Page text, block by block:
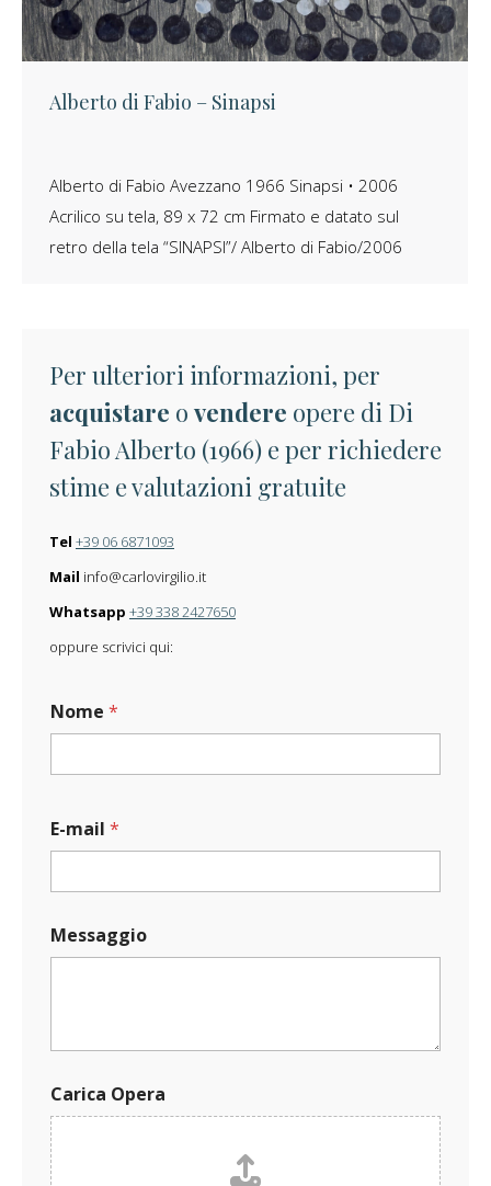
Alberto di Fabio – Sinapsi
Alberto di Fabio Avezzano 1966 Sinapsi • 2006
Acrilico su tela, 89 x 72 cm Firmato e datato sul
retro della tela “SINAPSI”/ Alberto di Fabio/2006
Per ulteriori informazioni, per
acquistare o vendere opere di Di
Fabio Alberto (1966) e per richiedere
stime e valutazioni gratuite
Tel +39 06 6871093
Mail info@carlovirgilio.it
Whatsapp +39 338 2427650
oppure scrivici qui:
Nome *
E-mail *
p
e
a
i
l
N
o
Messaggio
Carica Opera